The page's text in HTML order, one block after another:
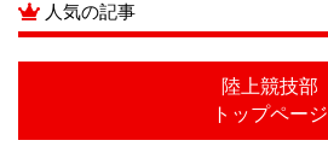
人気の記事
陸上競技部
トップページ